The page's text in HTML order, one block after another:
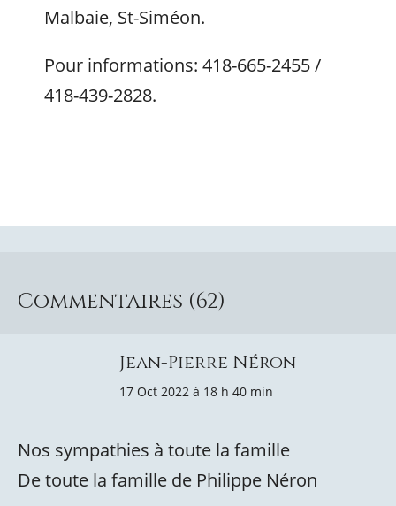
Malbaie, St-Siméon.
Pour informations: 418-665-2455 /
418-439-2828.
Commentaires (62)
Jean-Pierre Néron
17 Oct 2022 à 18 h 40 min
Nos sympathies à toute la famille
De toute la famille de Philippe Néron